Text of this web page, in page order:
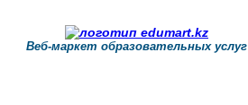
Веб-маркет образовательных услуг